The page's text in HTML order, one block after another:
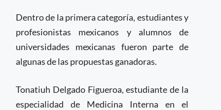
Dentro de la primera categoría, estudiantes y
profesionistas mexicanos y alumnos de
universidades mexicanas fueron parte de
algunas de las propuestas ganadoras.
Tonatiuh Delgado Figueroa, estudiante de la
especialidad de Medicina Interna en el